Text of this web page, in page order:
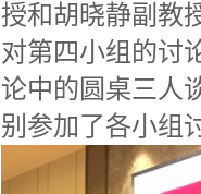
授和胡晓静副教
对第四小组的讨
论中的圆桌三人
别参加了各小组